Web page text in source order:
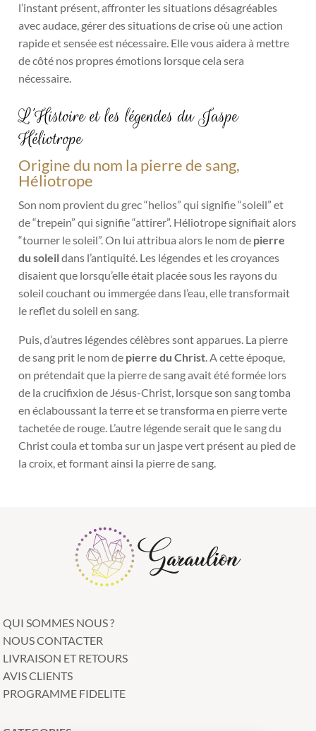
l’instant présent, affronter les situations désagréables
avec audace, gérer des situations de crise où une action
rapide et sensée est nécessaire. Elle vous aidera à mettre
de côté nos propres émotions lorsque cela sera
nécessaire.
L’Histoire et les légendes du Jaspe
Héliotrope
Origine du nom la pierre de sang,
Héliotrope
Son nom provient du grec “helios” qui signifie “soleil” et
de “trepein” qui signifie “attirer”. Héliotrope signifiait alors
“tourner le soleil”. On lui attribua alors le nom de pierre
du soleildans l’antiquité. Les légendes et les croyances
disaient que lorsqu’elle était placée sous les rayons du
soleil couchant ou immergée dans l’eau, elle transformait
le reflet du soleil en sang.
Puis, d’autres légendes célèbres sont apparues. La pierre
de sang prit le nom de pierre du Christ. A cette époque,
on prétendait que la pierre de sang avait été formée lors
de la crucifixion de Jésus-Christ, lorsque son sang tomba
en éclaboussant la terre et se transforma en pierre verte
tachetée de rouge. L’autre légende serait que le sang du
Christ coula et tomba sur un jaspe vert présent au pied de
la croix, et formant ainsi la pierre de sang.
QUI SOMMES NOUS ?
NOUS CONTACTER
LIVRAISON ET RETOURS
AVIS CLIENTS
PROGRAMME FIDELITE